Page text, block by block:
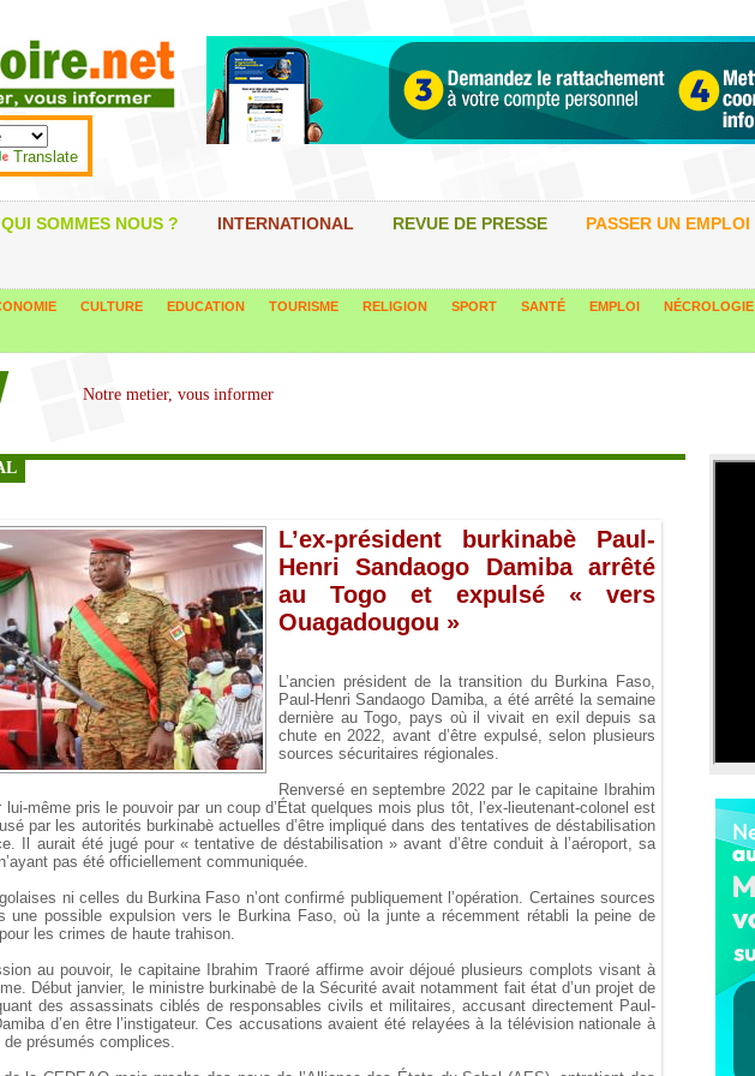
Translate
QUI SOMMES NOUS ? INTERNATIONAL REVUE DE PRESSE PASSER UN EMPLOI
CULTURE EDUCATION TOURISME RELIGION SPORT SANTÉ EMPLOI NÉCROLOGIE
L’ex-président burkinabè Paul-
Henri Sandaogo Damiba arrêté
au Togo et expulsé « vers
Ouagadougou »
L’ancien président de la transition du Burkina Faso,
Paul-Henri Sandaogo Damiba, a été arrêté la semaine
dernière au Togo, pays où il vivait en exil depuis sa
chute en 2022, avant d’être expulsé, selon plusieurs
sources sécuritaires régionales.
Renversé en septembre 2022 par le capitaine Ibrahim
lui-même pris le pouvoir par un coup d’État quelques mois plus tôt, l’ex-lieutenant-colonel est
par les autorités burkinabè actuelles d’être impliqué dans des tentatives de déstabilisation
Il aurait été jugé pour « tentative de déstabilisation » avant d’être conduit à l’aéroport, sa
pas été officiellement communiquée.
ni celles du Burkina Faso n’ont confirmé publiquement l’opération. Certaines sources
une possible expulsion vers le Burkina Faso, où la junte a récemment rétabli la peine de
les crimes de haute trahison.
au pouvoir, le capitaine Ibrahim Traoré affirme avoir déjoué plusieurs complots visant à
Début janvier, le ministre burkinabè de la Sécurité avait notamment fait état d’un projet de
des assassinats ciblés de responsables civils et militaires, accusant directement Paul-
d’en être l’instigateur. Ces accusations avaient été relayées à la télévision nationale à
présumés complices.